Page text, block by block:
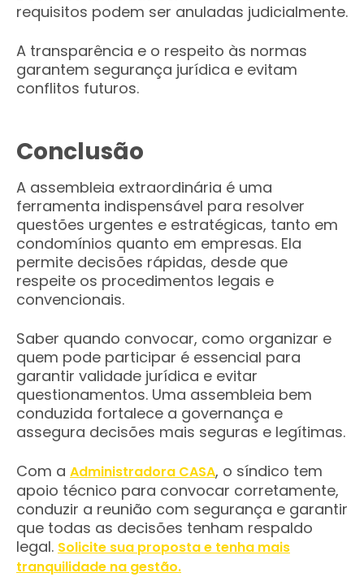
requisitos podem ser anuladas judicialmente.
A transparência e o respeito às normas
garantem segurança jurídica e evitam
conflitos futuros.
Conclusão
A assembleia extraordinária é uma
ferramenta indispensável para resolver
questões urgentes e estratégicas, tanto em
condomínios quanto em empresas. Ela
permite decisões rápidas, desde que
respeite os procedimentos legais e
convencionais.
Saber quando convocar, como organizar e
quem pode participar é essencial para
garantir validade jurídica e evitar
questionamentos. Uma assembleia bem
conduzida fortalece a governança e
assegura decisões mais seguras e legítimas.
Com a Administradora CASA, o síndico tem
apoio técnico para convocar corretamente,
conduzir a reunião com segurança e garantir
que todas as decisões tenham respaldo
legal. Solicite sua proposta e tenha mais
tranquilidade na gestão.